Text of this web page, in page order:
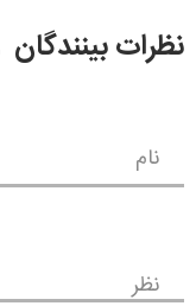
نظرات بینندگان
نام
نظر